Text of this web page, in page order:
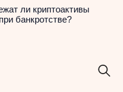
ли криптоактивы
банкротстве?